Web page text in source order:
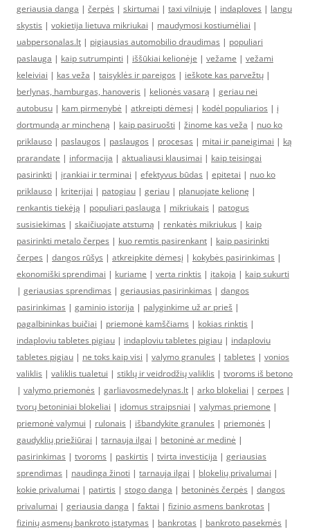
geriausia danga | čerpės | skirtumai | taxi vilniuje | indaploves | langu
skystis | vokietija lietuva mikriukai | maudymosi kostiumėliai |
uabpersonalas.lt | pigiausias automobilio draudimas | populiari
paslauga | kaip sutrumpinti | iššūkiai kelionėje | vežame | vežami
keleiviai | kas veža | taisyklės ir pareigos | ieškote kas parvežtų |
berlynas, hamburgas, hanoveris | kelionės vasarą | geriau nei
autobusu | kam pirmenybė | atkreipti dėmesį | kodėl populiarios | į
dortmundą ar mincheną | kaip pasiruošti | žinome kas veža | nuo ko
priklauso | paslaugos | paslaugos | procesas | mitai ir paneigimai | ką
prarandate | informacija | aktualiausi klausimai | kaip teisingai
pasirinkti | įrankiai ir terminai | efektyvus būdas | epitetai | nuo ko
priklauso | kriterijai | patogiau | geriau | planuojate kelionę |
renkantis tiekėją | populiari paslauga | mikriukais | patogus
susisiekimas | skaičiuojate atstumą | renkatės mikriukus | kaip
pasirinkti metalo čerpes | kuo remtis pasirenkant | kaip pasirinkti
čerpes | dangos rūšys | atkreipkite dėmesį | kokybės pasirinkimas |
ekonomiški sprendimai | kuriame | verta rinktis | įtakoja | kaip sukurti
| geriausias sprendimas | geriausias pasirinkimas | dangos
pasirinkimas | gaminio istorija | palyginkime už ar prieš |
pagalbininkas buičiai | priemonė kamščiams | kokias rinktis |
indaploviu tabletes pigiau | indaploviu tabletes pigiau | indaploviu
tabletes pigiau | ne toks kaip visi | valymo granules | tabletes | vonios
valiklis | valiklis tualetui | stiklų ir veidrodžių valiklis | tvoroms iš betono
| valymo priemonės | garliavosmedelynas.lt | arko blokeliai | cerpes |
tvorų betoniniai blokeliai | idomus straipsniai | valymas priemone |
priemonė valymui | rulonais | išbandykite granules | priemonės |
gaudyklių priežiūrai | tarnauja ilgai | betoninė ar medinė |
pasirinkimas | tvoroms | paskirtis | tvirta investicija | geriausias
sprendimas | naudinga žinoti | tarnauja ilgai | blokelių privalumai |
kokie privalumai | patirtis | stogo danga | betoninės čerpės | dangos
privalumai | geriausia danga | faktai | fizinio asmens bankrotas |
fizinių asmenų bankroto įstatymas | bankrotas | bankroto pasekmės |